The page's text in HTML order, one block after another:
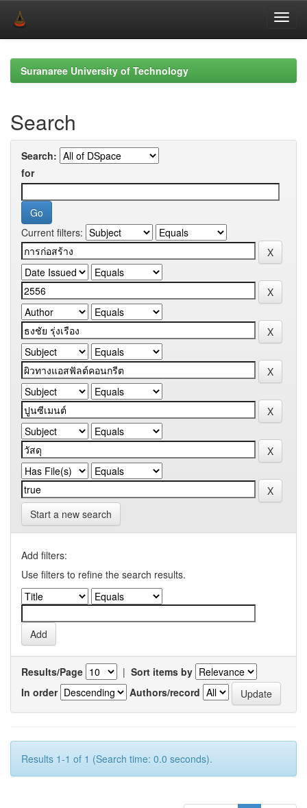
navigationSuranaree University of Technology
Search
Search:
for
Current filters:
Start a new search
Add filters:
Use filters to refine the search results.
Results/Page | Sort items by
In order
Authors/record
Results 1-1 of 1 (Search time: 0.0 seconds).